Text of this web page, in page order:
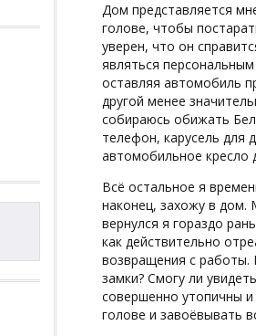
Дом представляется
голове, чтобы
уверен, что он
являться
оставляя автомобиль
другой менее
собираюсь обижать
телефон, карусель для
автомобильное кресло
Всё остальное я
наконец, захожу в дом.
вернулся я гораздо
как действительно
возвращения с работы.
замки? Смогу ли
совершенно утопичны
голове и завоёвывать